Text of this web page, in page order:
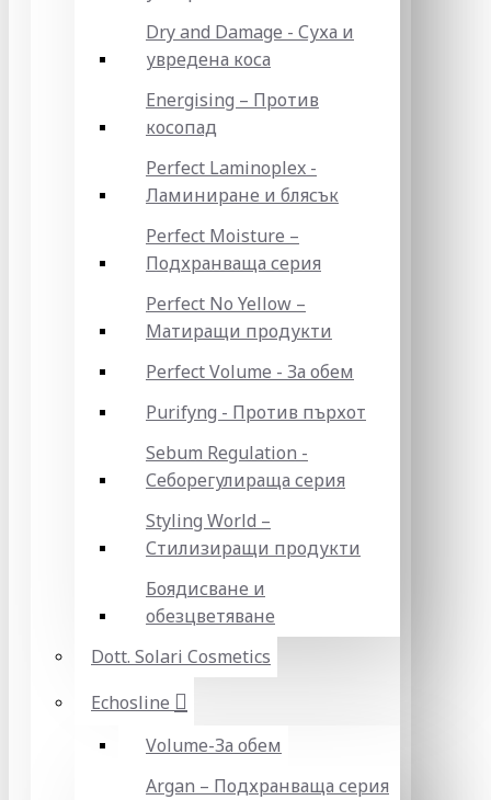
Dry and Damage - Суха и
увредена коса
Energising – Против
косопад
Perfect Laminoplex -
Ламиниране и блясък
Perfect Moisture –
Подхранваща серия
Perfect No Yellow –
Матиращи продукти
Perfect Volume - За обем
Purifyng - Против пърхот
Sebum Regulation -
Себорегулираща серия
Styling World –
Стилизиращи продукти
Боядисване и
обезцветяване
Dott. Solari Cosmetics
Echosline
Volume-За обем
Argan – Подхранваща серия